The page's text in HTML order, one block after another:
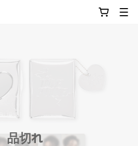
品切れ